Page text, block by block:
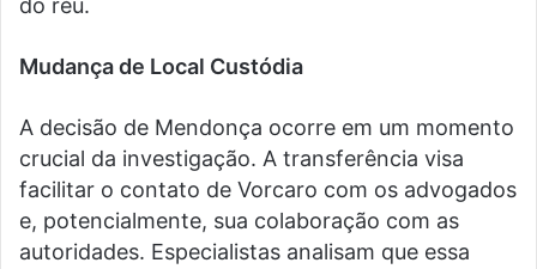
do réu.
Mudança de Local Custódia
A decisão de Mendonça ocorre em um momento
crucial da investigação. A transferência visa
facilitar o contato de Vorcaro com os advogados
e, potencialmente, sua colaboração com as
autoridades. Especialistas analisam que essa